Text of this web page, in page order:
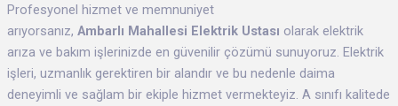
Profesyonel hizmet ve memnuniyet
arıyorsanız, Ambarlı Mahallesi Elektrik Ustası olarak elektrik
arıza ve bakım işlerinizde en güvenilir çözümü sunuyoruz. Elektrik
işleri, uzmanlık gerektiren bir alandır ve bu nedenle daima
deneyimli ve sağlam bir ekiple hizmet vermekteyiz. A sınıfı kalitede